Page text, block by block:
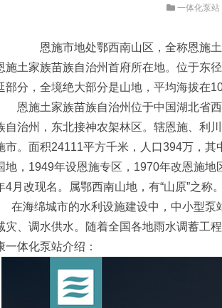
一体化泵站
恩施市地处鄂西南山区，全称恩施土
施土家族苗族自治州首府所在地。位于东径
部分，全境绝大部分是山地，平均海拔在
恩施土家族苗族自治州位于中国湖北省西
自治州，东北接神农架林区。辖恩施、利
市。面积24111平方千米，人口394万，
地，1949年设恩施专区，1970年改恩施
4月改现名。属鄂西南山地，有“山原”之称。
在海绵城市的水利设施建设中，中小型泵
灾、调水供水。随着全国各地雨水调蓄工
一体化泵站介绍：